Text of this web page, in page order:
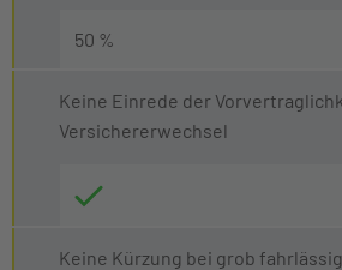
50 %
Keine Einrede der
Versichererwechsel
Keine Kürzung bei grob